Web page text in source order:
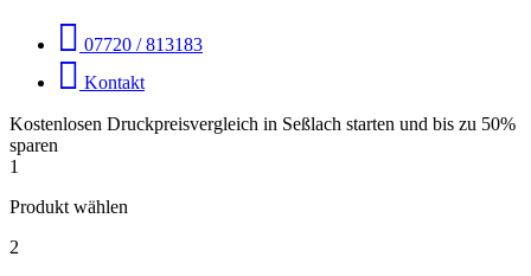
07720 / 813183
Kontakt
Kostenlosen Druckpreisvergleich in Seßlach starten und bis zu 50%
sparen
1
Produkt wählen
2